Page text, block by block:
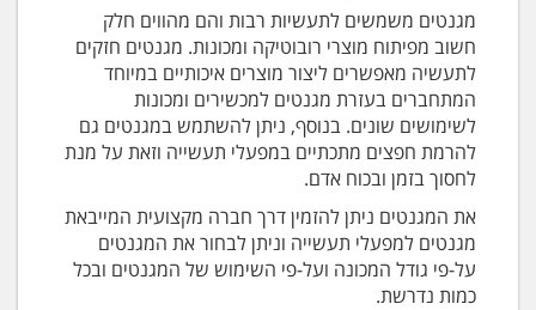
מגנטים משמשים לתעשיות רבות והם מהווים חלק
חשוב מפיתוח מוצרי רובוטיקה ומכונות. מגנטים חזקים
לתעשיה מאפשרים ליצור מוצרים איכותיים במיוחד
המתחברים בעזרת מגנטים למכשירים ומכונות
לשימושים שונים. בנוסף, ניתן להשתמש במגנטים גם
להרמת חפצים מתכתיים במפעלי תעשייה וזאת על מנת
לחסוך בזמן ובכוח אדם.
את המגנטים ניתן להזמין דרך חברה מקצועית המייבאת
מגנטים למפעלי תעשייה וניתן לבחור את המגנטים
על-פי גודל המכונה ועל-פי השימוש של המגנטים ובכל
כמות נדרשת.